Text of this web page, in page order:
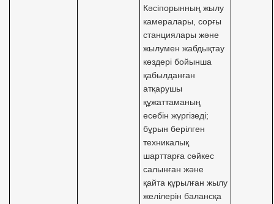
Кәсіпорынның жылу
камералары, сорғы
станциялары және
жылумен жабдықтау
көздері бойынша
қабылданған
атқарушы
құжаттаманың
есебін жүргізеді;
бұрын берілген
техникалық
шарттарға сәйкес
салынған және
қайта құрылған жылу
желілерін балансқа